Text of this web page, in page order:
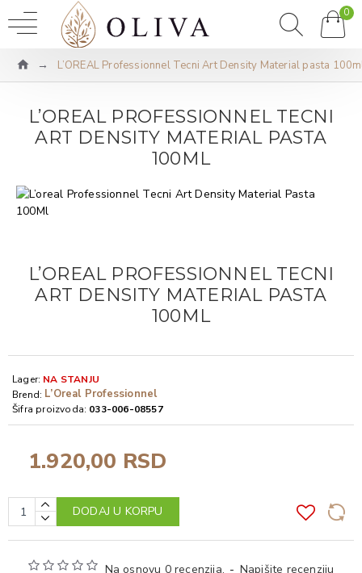
0
L’OREAL Professionnel Tecni Art Density Material pasta
L’OREAL PROFESSIONNEL TECNI
ART DENSITY MATERIAL PASTA
100ML
L’OREAL PROFESSIONNEL TECNI
ART DENSITY MATERIAL PASTA
100ML
Na osnovu 0 recenzija. - Napišite recenziju
1.920,00 RSD
Lager: NA STANJU
Brend: L’Oreal Professionnel
Šifra proizvoda: 033-006-08557
DODAJ U KORPU